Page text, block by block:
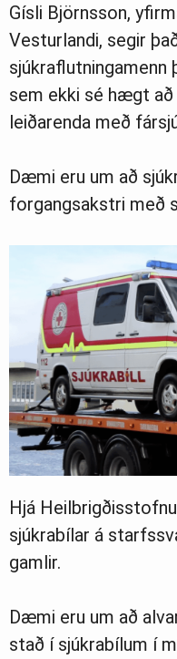
Gísli Björnsson,
Vesturlandi, segir
sjúkraflutningamenn
sem ekki sé hægt
leiðarenda með
Dæmi eru um að
forgangsakstri með
Hjá
sjúkrabílar á
gamlir.
Dæmi eru um að
stað í sjúkrabílum í